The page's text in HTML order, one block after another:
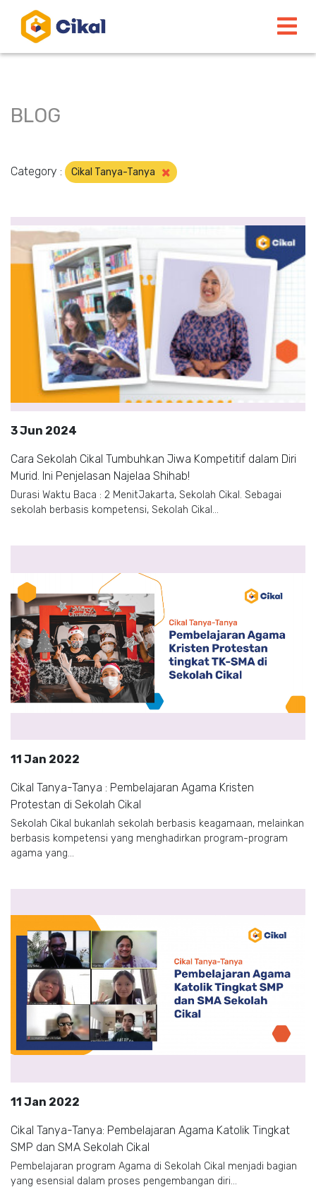
BLOG
Category : Cikal Tanya-Tanya ×
3 Jun 2024
Cara Sekolah Cikal Tumbuhkan Jiwa Kompetitif dalam Diri
Murid. Ini Penjelasan Najelaa Shihab!
Durasi Waktu Baca : 2 MenitJakarta, Sekolah Cikal. Sebagai
sekolah berbasis kompetensi, Sekolah Cikal...
11 Jan 2022
Cikal Tanya-Tanya : Pembelajaran Agama Kristen
Protestan di Sekolah Cikal
Sekolah Cikal bukanlah sekolah berbasis keagamaan, melainkan
berbasis kompetensi yang menghadirkan program-program
agama yang...
11 Jan 2022
Cikal Tanya-Tanya: Pembelajaran Agama Katolik Tingkat
SMP dan SMA Sekolah Cikal
Pembelajaran program Agama di Sekolah Cikal menjadi bagian
yang esensial dalam proses pengembangan diri...